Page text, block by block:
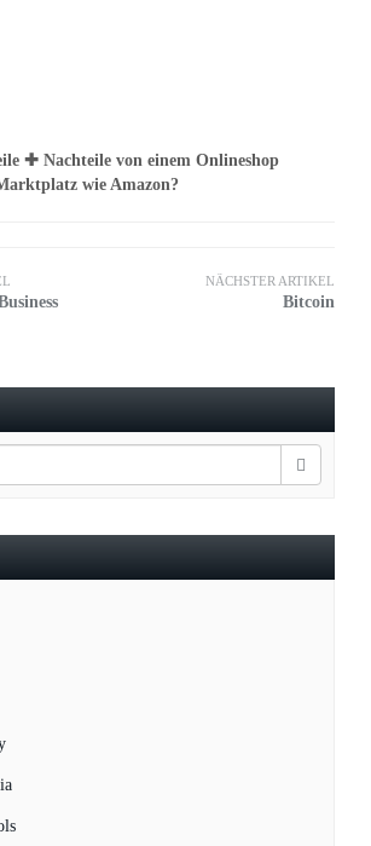
✚ Nachteile von einem Onlineshop
wie Amazon?
NÄCHSTER ARTIKEL
Bitcoin